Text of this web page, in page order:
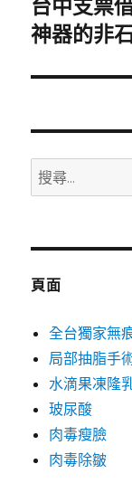
下
一
文
台中支票
神器的非
搜
尋
鍵
頁面
全台獨家無
局部抽脂手
水滴果凍隆
玻尿酸
肉毒瘦臉
肉毒除皺